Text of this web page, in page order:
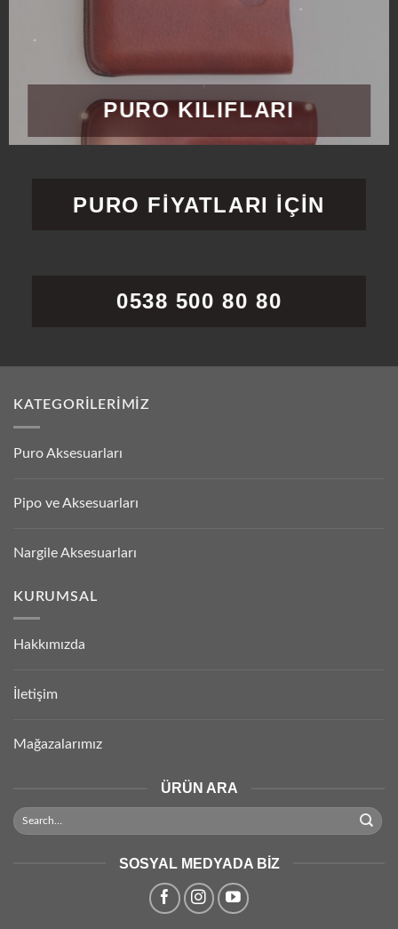
PURO KILIFLARI
PURO FİYATLARI İÇİN
0538 500 80 80
KATEGORILERIMIZ
Puro Aksesuarları
Pipo ve Aksesuarları
Nargile Aksesuarları
KURUMSAL
Hakkımızda
İletişim
Mağazalarımız
ÜRÜN ARA
SOSYAL MEDYADA BIZ